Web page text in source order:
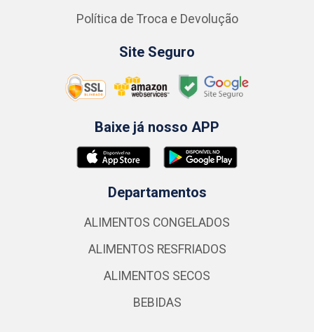
Política de Troca e Devolução
Site Seguro
Baixe já nosso APP
Departamentos
ALIMENTOS CONGELADOS
ALIMENTOS RESFRIADOS
ALIMENTOS SECOS
BEBIDAS